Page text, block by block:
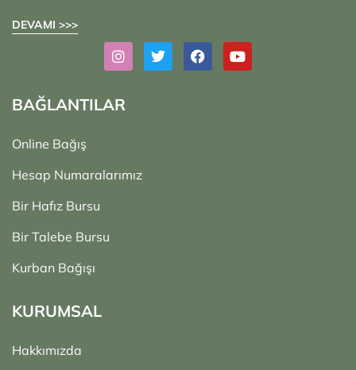
DEVAMI >>>
BAĞLANTILAR
Online Bağış
Hesap Numaralarımız
Bir Hafız Bursu
Bir Talebe Bursu
Kurban Bağışı
KURUMSAL
Hakkımızda